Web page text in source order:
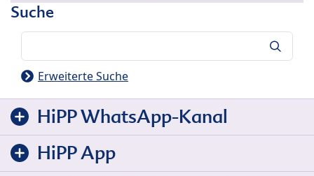
Suche
Erweiterte Suche
HiPP WhatsApp-Kanal
HiPP App